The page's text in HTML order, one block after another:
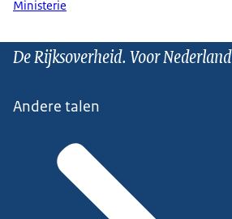
Ministerie
De Rijksoverheid. Voor Nederland
Andere talen